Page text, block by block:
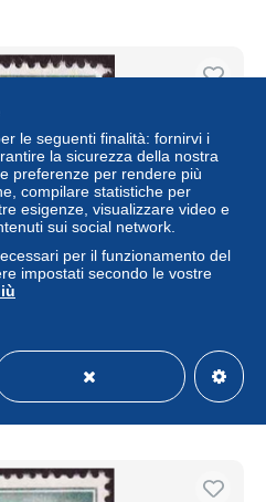
USED / GESTEMPELD /
0,06 USD
Residenziale
le seguenti finalità: fornirvi i
la sicurezza della nostra
preferenze per rendere più
compilare statistiche per
esigenze, visualizzare video e
sui social network.
per il funzionamento del
impostati secondo le vostre